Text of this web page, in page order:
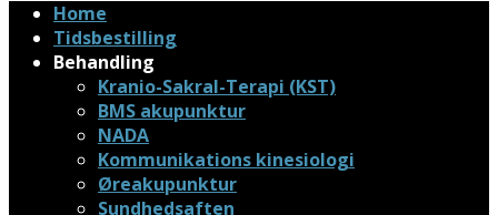
Home
Tidsbestilling
Behandling
Kranio-Sakral-Terapi (KST)
BMS akupunktur
NADA
Kommunikations kinesiologi
Øreakupunktur
Sundhedsaften